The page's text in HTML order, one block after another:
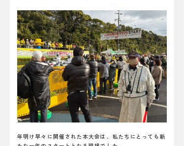
年明け早々に開催された本大会は、私たちにとっても新